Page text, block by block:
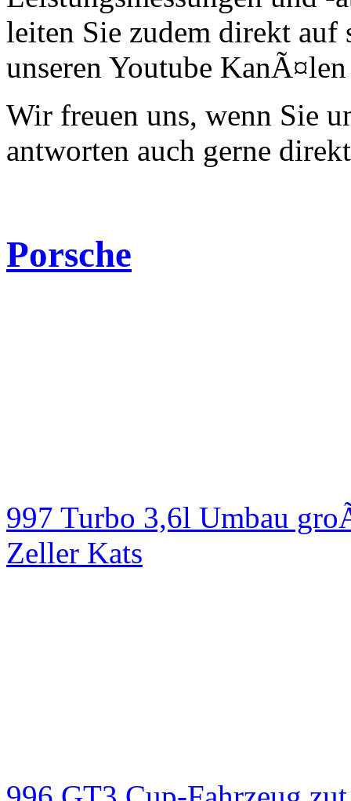
leiten Sie zudem direkt auf
unseren Youtube
Wir freuen uns, wenn Sie
antworten auch gerne
Porsche
997 Turbo 3,6l Umbau
Zeller Kats